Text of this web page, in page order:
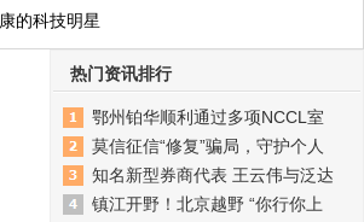
的科技明星
热门资讯排行
鄂州铂华顺利通过多项NCCL室
莫信征信“修复”骗局，守护个人
知名新型券商代表 王云伟与泛达
镇江开野！北京越野 “你行你上